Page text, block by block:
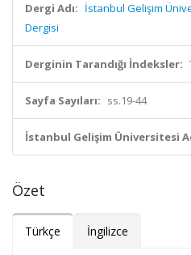
Dergi Adı: İstanbul Gelişim
Dergisi
Derginin Tarandığı İndeksler:
Sayfa Sayıları: ss.19-44
İstanbul Gelişim Üniversitesi
Özet
Türkçe İngilizce